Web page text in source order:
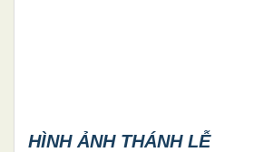
HÌNH ẢNH THÁNH LỄ